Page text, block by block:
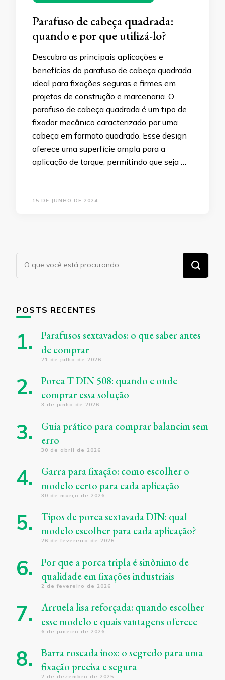
Parafuso de cabeça quadrada:
quando e por que utilizá-lo?
Descubra as principais aplicações e
benefícios do parafuso de cabeça quadrada,
ideal para fixações seguras e firmes em
projetos de construção e marcenaria. O
parafuso de cabeça quadrada é um tipo de
fixador mecânico caracterizado por uma
cabeça em formato quadrado. Esse design
oferece uma superfície ampla para a
aplicação de torque, permitindo que seja …
15 DE JUNHO DE 2024
Procurando
algo?
POSTS RECENTES
Parafusos sextavados: o que saber antes
de comprar
21 de julho de 2026
Porca T DIN 508: quando e onde
comprar essa solução
3 de junho de 2026
Guia prático para comprar balancim sem
erro
30 de abril de 2026
Garra para fixação: como escolher o
modelo certo para cada aplicação
30 de março de 2026
Tipos de porca sextavada DIN: qual
modelo escolher para cada aplicação?
26 de fevereiro de 2026
Por que a porca tripla é sinônimo de
qualidade em fixações industriais
2 de fevereiro de 2026
Arruela lisa reforçada: quando escolher
esse modelo e quais vantagens oferece
6 de janeiro de 2026
Barra roscada inox: o segredo para uma
fixação precisa e segura
2 de dezembro de 2025